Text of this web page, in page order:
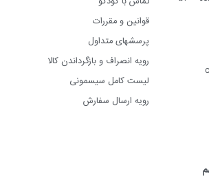
قوانین و مقررات
پرسشهای متداول
رویه انصراف و بازگرداندن کالا
لیست کامل سیسمونی
رویه ارسال سفارش